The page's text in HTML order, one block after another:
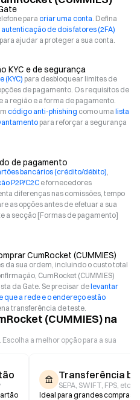
para criar uma conta. Defina
autenticação de dois fatores (2FA)
ajudar a proteger a sua conta.
KYC e de segurança
(KYC) para desbloquear limites de
de pagamento. Os requisitos de
região e a forma de pagamento.
código anti-phishing como uma lista
para reforçar a segurança
de pagamento
bancários (crédito/débito),
P2P/C2C e fornecedores
diferenças nas comissões, tempo
as opções antes de efetuar a sua
a secção [Formas de pagamento]
CumRocket (CUMMIES)
da sua ordem, incluindo o custo total
CumRocket (CUMMIES)
da Gate. Se precisar delevantar
que a rede e o endereço estão
transferência de teste.
(CUMMIES) na
a melhor opção para a sua
Transferência
SEPA, SWIFT, FPS, etc.
Ideal para grandes compras